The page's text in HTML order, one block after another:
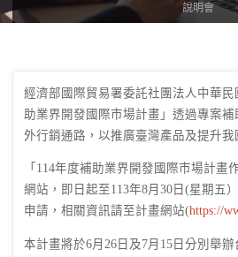
說明會
經濟部國際貿易署委託社團法人中華
助業界開發國際市場計畫」透過專案
外行銷通路，以推廣臺灣產品及提升我
「114年度補助業界開發國際市場計畫
網站，即日起至113年8月30日(星期五
申請，相關資訊請至計畫網站(https://
本計畫將於6月26日及7月15日分別舉